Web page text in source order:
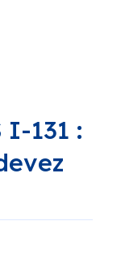
I-131 :